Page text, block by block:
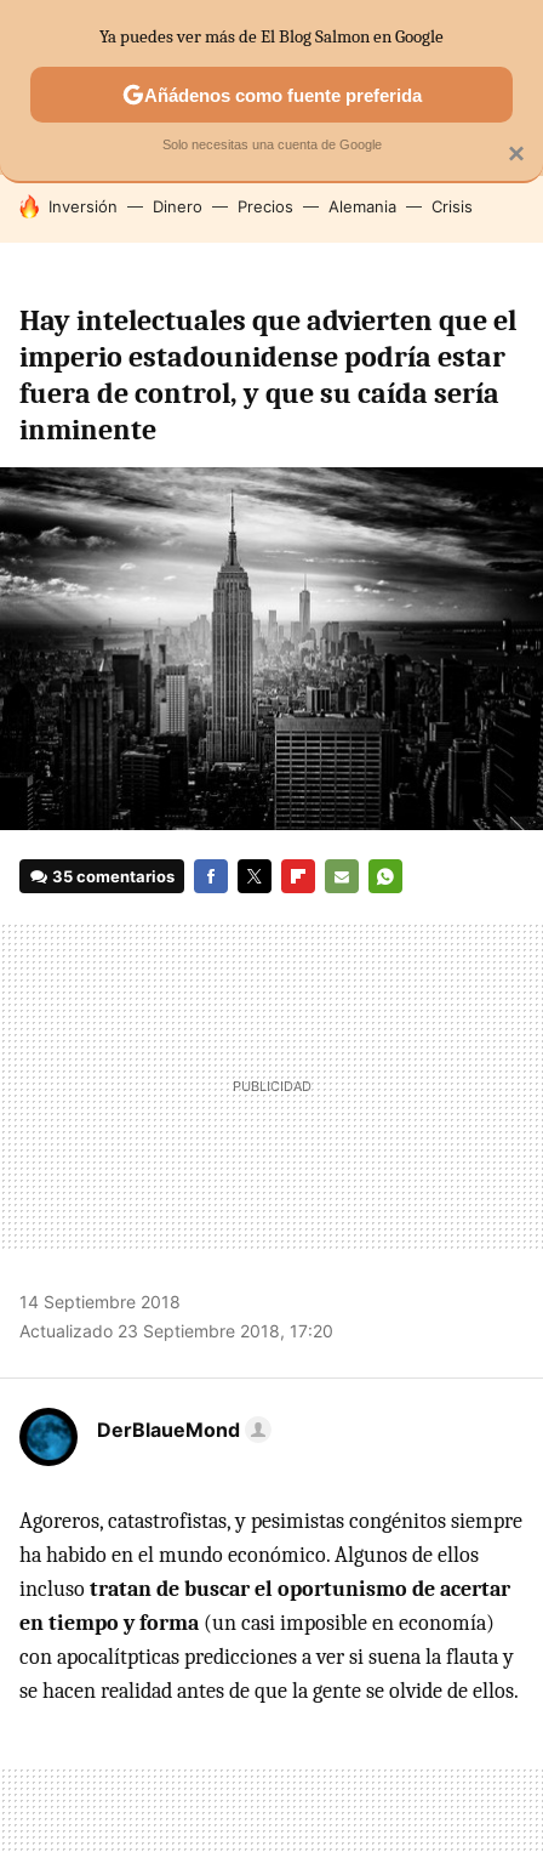
MENÚ NUEVO
ECONOMÍA DOMÉSTICA MERCADOS
HOY SE HABLA DE
Inversión Dinero Precios Alemania Crisis
Hay intelectuales que advierten que el
imperio estadounidense podría estar
fuera de control, y que su caída sería
inminente
35 comentarios
MAIL
14 Septiembre 2018
Actualizado 23 Septiembre 2018, 17:20
DerBlaueMond
Agoreros, catastrofistas, y pesimistas congénitos siempre
ha habido en el mundo económico. Algunos de ellos
inclusotratan de buscar el oportunismo de acertar
en tiempo y forma (un casi imposible en economía)
con apocalítpticas predicciones a ver si suena la flauta y
se hacen realidad antes de que la gente se olvide de ellos.
×
Ya puedes ver más de El Blog Salmon en Google
Añádenos como fuente preferida
Solo necesitas una cuenta de Google